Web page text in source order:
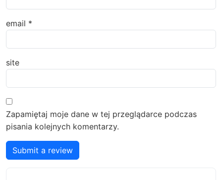
email *
site
Zapamiętaj moje dane w tej przeglądarce podczas
pisania kolejnych komentarzy.
Submit a review